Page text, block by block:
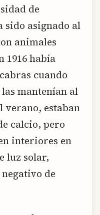
de
sido asignado al
animales
1916 había
cuando
mantenían al
verano, estaban
calcio, pero
interiores en
luz solar,
de